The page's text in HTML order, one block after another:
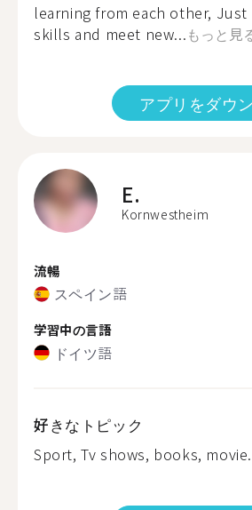
learning from each other, Just
skills and meet new...もっと見
アプリをダウ
E.
Kornwestheim
流暢
スペイン語
学習中の言語
ドイツ語
好きなトピック
Sport, Tv shows, books,